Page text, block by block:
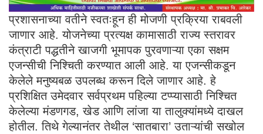
प्रशासनाच्या वतीने स्वतःहून ही मोजणी प्रक्रिया राबवली
जाणार आहे. योजनेच्या प्रत्यक्ष कामासाठी राज्य स्तरावर
कंत्राटी पद्धतीने खाजगी भूमापक पुरवणाऱ्या एका सक्षम
एजन्सीची निश्चिती करण्यात आली आहे. या एजन्सीकडून
केलेले मनुष्यबळ उपलब्ध करून दिले जाणार आहे. हे
प्रशिक्षित उमेदवार सर्वप्रथम पहिल्या टप्प्यासाठी निश्चित
केलेल्या मंडणगड, खेड आणि लांजा या तालुक्यांमध्ये दाखल
होतील. तिथे गेल्यानंतर तेथील ‘सातबारा’ उताऱ्यांची सखोल